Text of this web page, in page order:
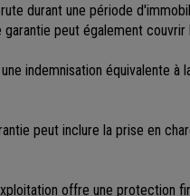
durant une période
garantie peut également
indemnisation équivalente
peut inclure la prise en
offre une protection